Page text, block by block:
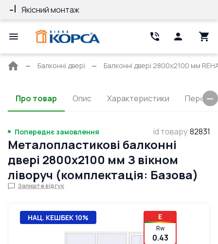
Якісний монтаж
Головна
Балконні двері Балконні двері 2800x2100 мм
Про товар Опис Характеристики
Попереднє замовлення id товару:82831
Металопластикові балконні
двері 2800x2100 мм З вікном
ліворуч (комплектація: Базова)
Залиште відгук
НАЦ. КЕШБЕК 10% E
Rw
0.43